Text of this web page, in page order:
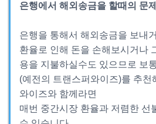
은행에서 해외송금을 할때의 문
은행을 통해서 해외송금을 보내
환율로 인해 돈을 손해보시거나
용을 지불하실수도 있으므로 보
(예전의 트랜스퍼와이즈)를 추천
와이즈와 함께라면
매번 중간시장 환율과 저렴한 선